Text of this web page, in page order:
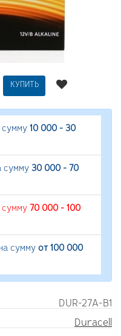
КУПИТЬ
сумму 10 000 - 30
сумму 30 000 - 70
сумму 70 000 - 100
сумму от 100 000
DUR-27A-B1
Duracell